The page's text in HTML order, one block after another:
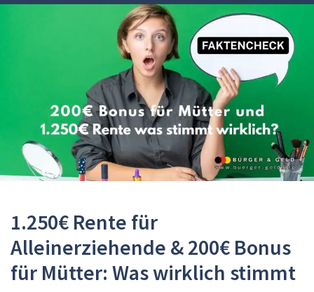
1.250€ Rente für
Alleinerziehende & 200€ Bonus
für Mütter: Was wirklich stimmt